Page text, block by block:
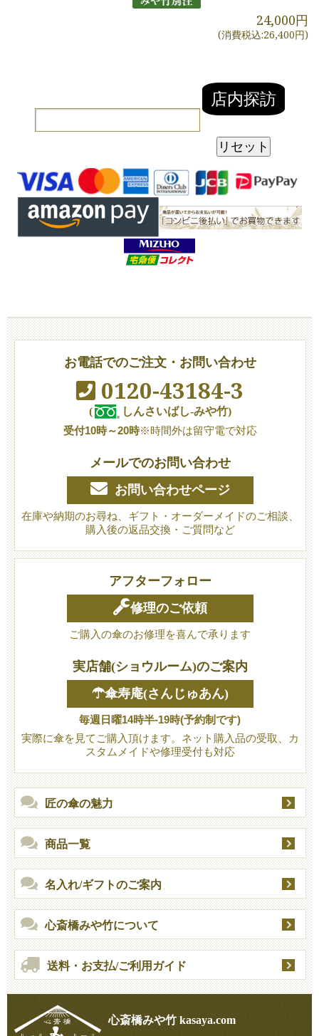
24,000円
(消費税込:26,400円)
お電話でのご注文・お問い合わせ
0120-43184-3
(
しんさいばし-みや竹)
受付10時～20時※時間外は留守電で対応
メールでのお問い合わせ
お問い合わせページ
在庫や納期のお尋ね、ギフト・オーダーメイドのご相談、
購入後の返品交換・ご質問など
アフターフォロー
修理のご依頼
ご購入の傘のお修理を喜んで承ります
実店舗(ショウルーム)のご案内
☂傘寿庵(さんじゅあん)
毎週日曜14時半-19時(予約制です)
実際に傘を見てご購入頂けます。ネット購入品の受取、カ
スタムメイドや修理受付も対応
匠の傘の魅力
商品一覧
名入れ/ギフトのご案内
心斎橋みや竹について
送料・お支払/ご利用ガイド
心斎橋みや竹 kasaya.com